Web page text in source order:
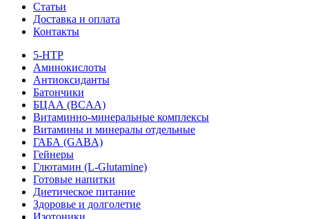
Статьи
Доставка и оплата
Контакты
5-HTP
Аминокислоты
Антиоксиданты
Батончики
БЦАА (BCAA)
Витаминно-минеральные комплексы
Витамины и минералы отдельные
ГАБА (GABA)
Гейнеры
Глютамин (L-Glutamine)
Готовые напитки
Диетическое питание
Здоровье и долголетие
Изотоники